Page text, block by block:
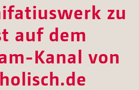
zu
auf dem
Kanal von